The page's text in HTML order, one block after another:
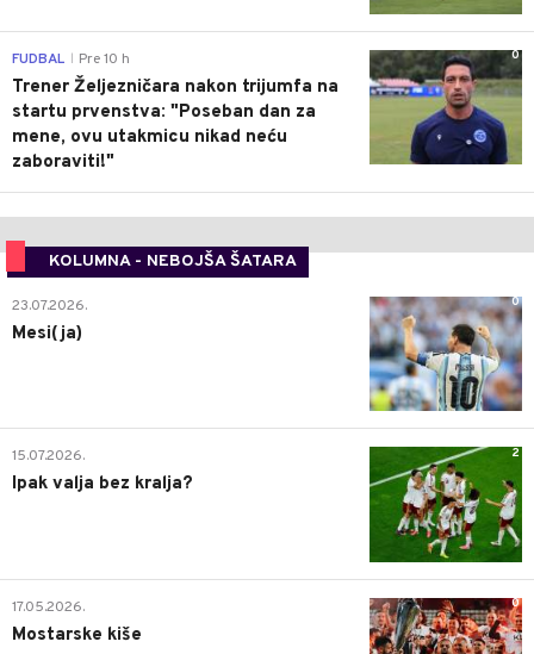
0
FUDBAL Pre 10 h
Trener Željezničara nakon trijumfa na
startu prvenstva: "Poseban dan za
mene, ovu utakmicu nikad neću
zaboraviti!"
KOLUMNA - NEBOJŠA ŠATARA
0
23.07.2026.
Mesi(ja)
2
15.07.2026.
Ipak valja bez kralja?
0
17.05.2026.
Mostarske kiše